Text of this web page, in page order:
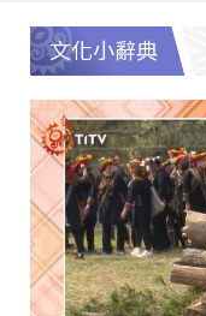
文化小辭典